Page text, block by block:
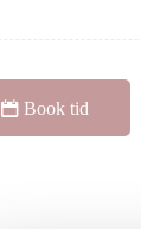
Book tid